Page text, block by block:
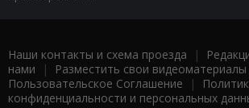
Наши контакты и схема проезда |
нами | Разместить свои видеоматериалы
Пользовательское Соглашение |
конфиденциальности и персональных